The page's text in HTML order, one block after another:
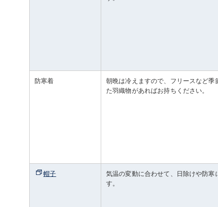
防寒着
朝晩は冷えますので、フリースなど季
た羽織物があればお持ちください。
帽子
気温の変動に合わせて、日除けや防寒
す。